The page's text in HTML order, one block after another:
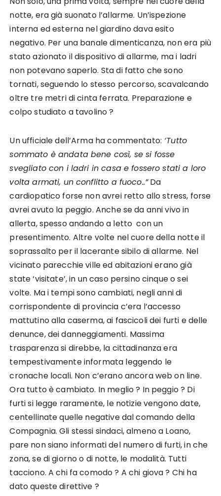
notte, era già suonato l’allarme. Un’ispezione
interna ed esterna nel giardino dava esito
negativo. Per una banale dimenticanza, non era più
stato azionato il dispositivo di allarme, ma i ladri
non potevano saperlo. Sta di fatto che sono
tornati, seguendo lo stesso percorso, scavalcando
oltre tre metri di cinta ferrata. Preparazione e
colpo studiato a tavolino ?
Un ufficiale dell’Arma ha commentato: ‘Tutto
sommato è andata bene così, se si fosse
svegliato con i ladri in casa e fossero stati a loro
volta armati, un conflitto a fuoco..”Da
cardiopatico forse non avrei retto allo stress, forse
avrei avuto la peggio. Anche se da anni vivo in
allerta, spesso andando a letto con un
presentimento. Altre volte nel cuore della notte il
soprassalto per il lacerante sibilo di allarme. Nel
vicinato parecchie ville ed abitazioni erano già
state ‘visitate’, in un caso persino cinque o sei
volte. Ma i tempi sono cambiati, negli anni di
corrispondente di provincia c’era l’accesso
mattutino alla caserma, ai fascicoli dei furti e delle
denunce, dei danneggiamenti. Massima
trasparenza si direbbe, la cittadinanza era
tempestivamente informata leggendo le
cronache locali. Non c’erano ancora web on line.
Ora tutto è cambiato. In meglio ? In peggio ? Di
furti si legge raramente, le notizie vengono date,
centellinate quelle negative dal comando della
Compagnia. Gli stessi sindaci, almeno a Loano,
pare non siano informati del numero di furti, in che
zona, se di giorno o di notte, le modalità. Tutti
tacciono. A chi fa comodo ? A chi giova ? Chi ha
dato queste direttive ?